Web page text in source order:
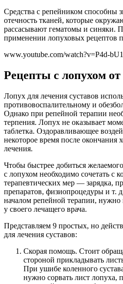
Средства с репейником способны
отечность тканей, которые
рассасывают гематомы и синяки.
применении лопуховых рецептов
www.youtube.com/watch?v=P4d-
Рецепты с лопухом
Лопух для лечения суставов
противовоспалительному и
Однако при репейной терапии
терпения. Лопух не оказывает
таблетка. Оздоравливающее
некоторое время после окончания
лечения.
Чтобы быстрее добиться
с лопухом необходимо сочетать с
терапевтических мер — зарядка,
препаратов, физиопроцедуры и т.
началом репейной терапии, нужно
у своего лечащего врача.
Представляем 9 простых, но
для лечения суставов:
Скорая помощь. Стоит
стороной прикладывать
При ушибе коленного
нужно сорвать лист лопуха,